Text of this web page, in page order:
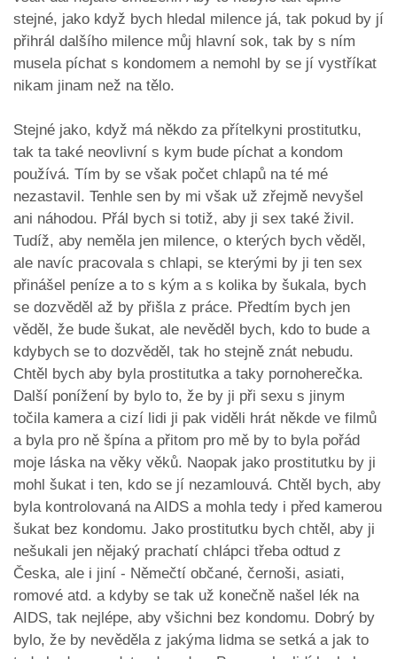
stejné, jako když bych hledal milence já, tak pokud by jí
přihrál dalšího milence můj hlavní sok, tak by s ním
musela píchat s kondomem a nemohl by se jí vystříkat
nikam jinam než na tělo.
Stejné jako, když má někdo za přítelkyni prostitutku,
tak ta také neovlivní s kym bude píchat a kondom
používá. Tím by se však počet chlapů na té mé
nezastavil. Tenhle sen by mi však už zřejmě nevyšel
ani náhodou. Přál bych si totiž, aby ji sex také živil.
Tudíž, aby neměla jen milence, o kterých bych věděl,
ale navíc pracovala s chlapi, se kterými by ji ten sex
přinášel peníze a to s kým a s kolika by šukala, bych
se dozvěděl až by přišla z práce. Předtím bych jen
věděl, že bude šukat, ale nevěděl bych, kdo to bude a
kdybych se to dozvěděl, tak ho stejně znát nebudu.
Chtěl bych aby byla prostitutka a taky pornoherečka.
Další ponížení by bylo to, že by ji při sexu s jinym
točila kamera a cizí lidi ji pak viděli hrát někde ve filmů
a byla pro ně špína a přitom pro mě by to byla pořád
moje láska na věky věků. Naopak jako prostitutku by ji
mohl šukat i ten, kdo se jí nezamlouvá. Chtěl bych, aby
byla kontrolovaná na AIDS a mohla tedy i před kamerou
šukat bez kondomu. Jako prostitutku bych chtěl, aby ji
nešukali jen nějaký prachatí chlápci třeba odtud z
Česka, ale i jiní - Němečtí občané, černoši, asiati,
romové atd. a kdyby se tak už konečně našel lék na
AIDS, tak nejlépe, aby všichni bez kondomu. Dobrý by
bylo, že by nevěděla z jakýma lidma se setká a jak to